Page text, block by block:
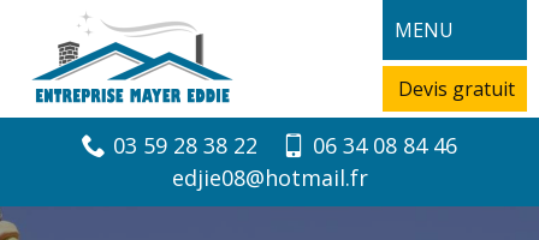
MENU
Devis gratuit
03 59 28 38 22
06 34 08 84 46
edjie08@hotmail.fr